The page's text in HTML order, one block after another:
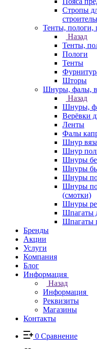
Стропы
Тенты, пологи,
Назад
Тенты,
Пологи
Тенты
Шторы
Шнуры, фалы,
Назад
Шнуры,
Верёвки
Ленты
Фалы
Шнур
Шнур
Шнуры
Шнуры
Шнуры
Шнуры
(смотки)
Шнуры
Шпагаты
Шпагаты
Бренды
Акции
Услуги
Компания
Блог
Информация
Назад
Информация
Реквизиты
Магазины
Контакты
0 Сравнение